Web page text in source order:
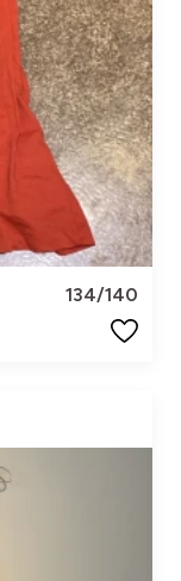
134/140